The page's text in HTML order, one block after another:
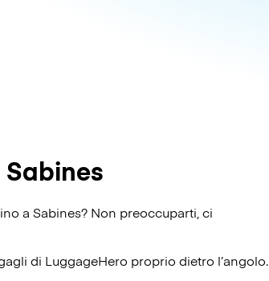
a Sabines? Non preoccuparti, ci
di LuggageHero proprio dietro l’angolo.